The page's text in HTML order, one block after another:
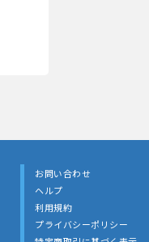
お問い合わせ
ヘルプ
利用規約
プライバシーポリシー